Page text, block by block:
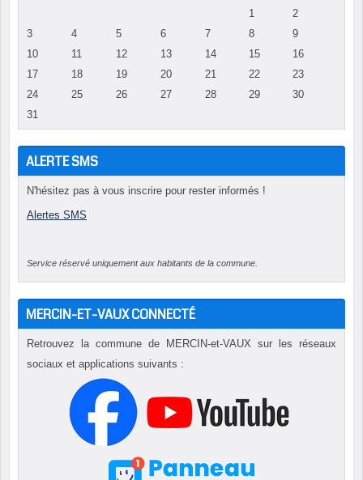
1
2
3
4 5 6 7 8
9
10
11 12 13 14 15
16
17
18 19 20 21 22
23
24
25 26 27 28 29
30
31
ALERTE SMS
N'hésitez pas à vous inscrire pour rester informés !
Alertes SMS
Service réservé uniquement aux habitants de la commune.
MERCIN-ET-VAUX CONNECTÉ
Retrouvez la commune de MERCIN-et-VAUX sur les réseaux
sociaux et applications suivants :